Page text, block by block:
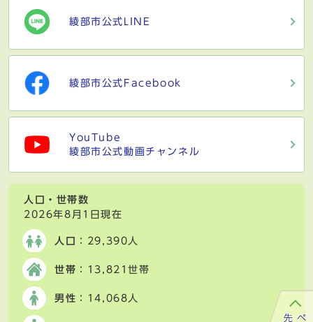
綾部市公式LINE
綾部市公式Facebook
YouTube
綾部市公式動画チャンネル
人口・世帯数
2026年8月1日現在
人口 ：29,390人
世帯 ：13,821世帯
男性 ：14,068人